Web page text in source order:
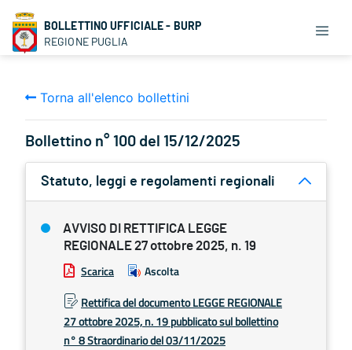
BOLLETTINO UFFICIALE - BURP
REGIONE PUGLIA
Torna all'elenco bollettini
Bollettino n° 100 del 15/12/2025
Statuto, leggi e regolamenti regionali
AVVISO DI RETTIFICA LEGGE
REGIONALE 27 ottobre 2025, n. 19
Scarica
Ascolta
Rettifica del documento LEGGE REGIONALE
27 ottobre 2025, n. 19 pubblicato sul bollettino
n° 8 Straordinario del 03/11/2025